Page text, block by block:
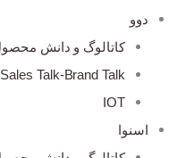
دوو
کاتالوگ و دانش
Sales Talk-Brand Talk
IOT
اسنوا